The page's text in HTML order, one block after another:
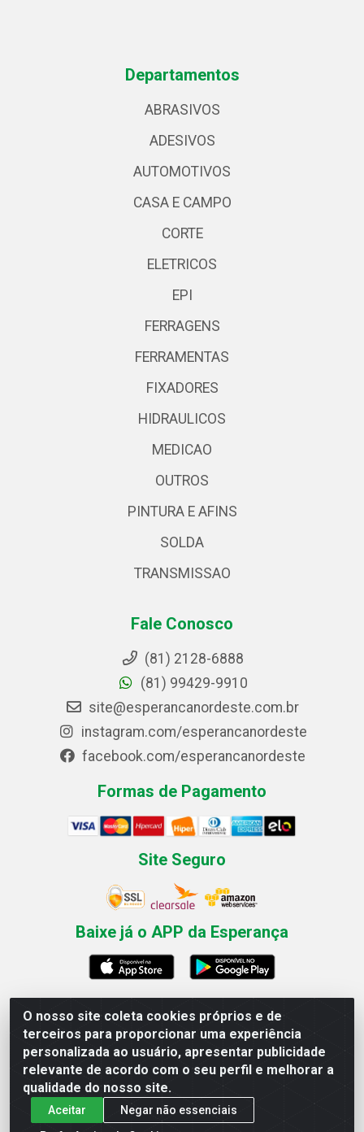
O nosso site coleta cookies próprios e de
terceiros para proporcionar uma experiência
personalizada ao usuário, apresentar publicidade
relevante de acordo com o seu perfil e melhorar a
qualidade do nosso site.
Aceitar
Negar não essenciais
Departamentos
ABRASIVOS
ADESIVOS
AUTOMOTIVOS
CASA E CAMPO
CORTE
ELETRICOS
EPI
FERRAGENS
FERRAMENTAS
FIXADORES
HIDRAULICOS
MEDICAO
OUTROS
PINTURA E AFINS
SOLDA
TRANSMISSAO
Fale Conosco
(81) 2128-6888
(81) 99429-9910
site@esperancanordeste.com.br
instagram.com/esperancanordeste
facebook.com/esperancanordeste
Formas de Pagamento
Site Seguro
Baixe já o APP da Esperança
Esperança Nordeste - Rua Professor Caldas Filho, 291 -
Estância - Recife / PE CEP: 50771-335 - CNPJ
03.666.136/0001-23